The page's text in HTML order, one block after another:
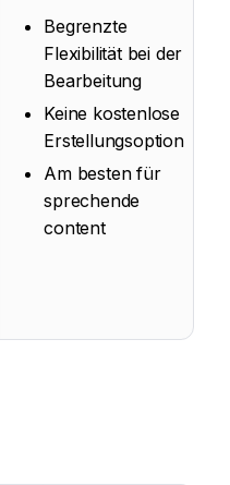
Begrenzte
Flexibilität bei der
Bearbeitung
Keine kostenlose
Erstellungsoption
Am besten für
sprechende
content